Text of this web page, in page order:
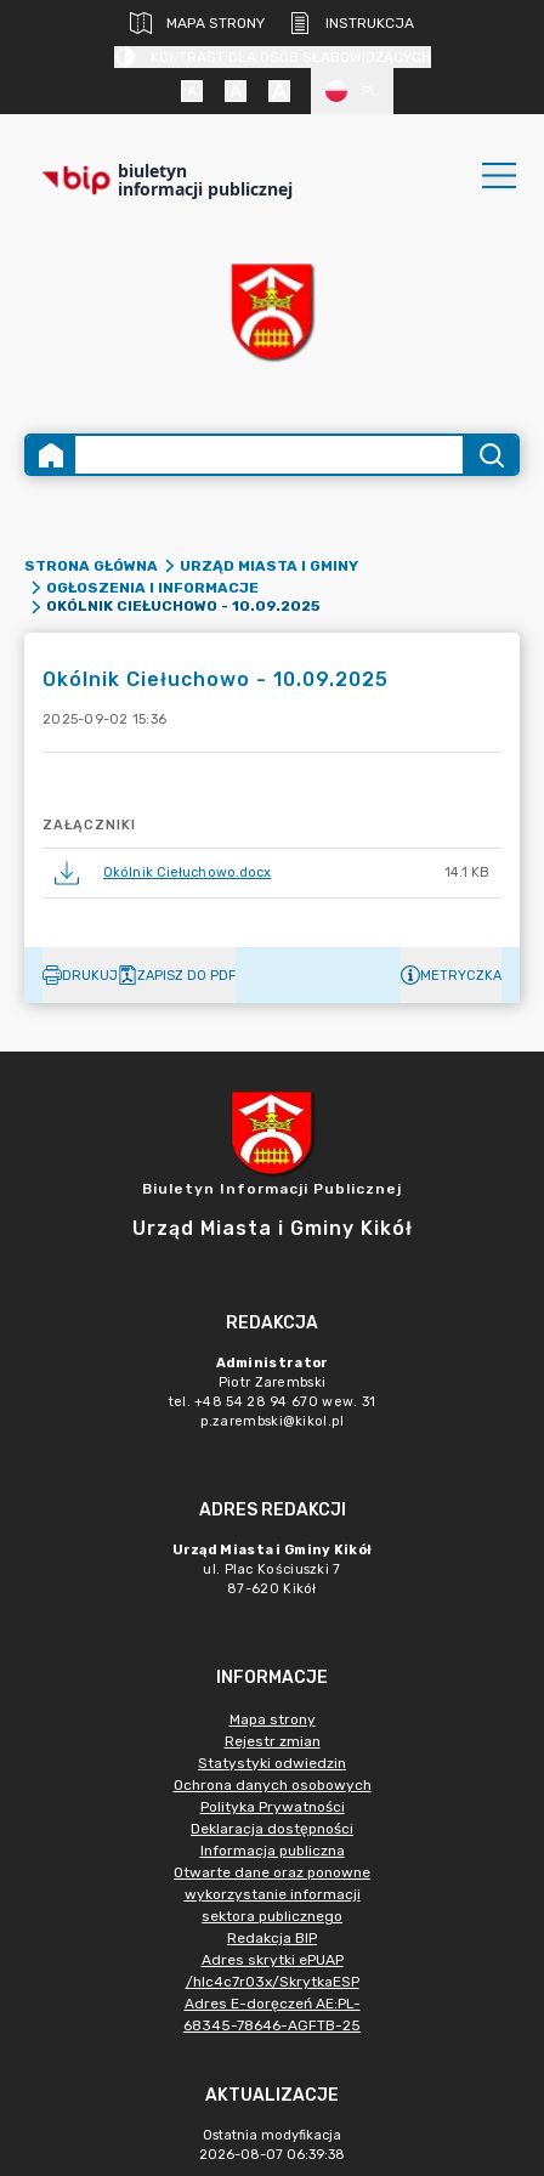
MAPA STRONY
INSTRUKCJA
biuletyn
informacji publicznej
STRONA GŁÓWNA
URZĄD MIASTA I GMINY
OGŁOSZENIA I INFORMACJE
OKÓLNIK CIEŁUCHOWO - 10.09.2025
Okólnik Ciełuchowo - 10.09.2025
2025-09-02 15:36
ZAŁĄCZNIKI
Okólnik Ciełuchowo.docx 14.1 KB
DRUKUJ ZAPISZ DO PDF METRYCZKA
Biuletyn Informacji Publicznej
Urząd Miasta i Gminy Kikół
REDAKCJA
Administrator
Piotr Zarembski
tel. +48 54 28 94 670 wew. 31
p.zarembski@kikol.pl
ADRES REDAKCJI
Urząd Miasta i Gminy Kikół
ul. Plac Kościuszki 7
87-620 Kikół
INFORMACJE
Mapa strony
Rejestr zmian
Statystyki odwiedzin
Ochrona danych osobowych
Polityka Prywatności
Deklaracja dostępności
Informacja publiczna
Otwarte dane oraz ponowne
wykorzystanie informacji
sektora publicznego
Redakcja BIP
Adres skrytki ePUAP
/hlc4c7r03x/SkrytkaESP
Adres E-doręczeń AE:PL-
68345-78646-AGFTB-25
AKTUALIZACJE
Ostatnia modyfikacja
2026-08-07 06:39:38